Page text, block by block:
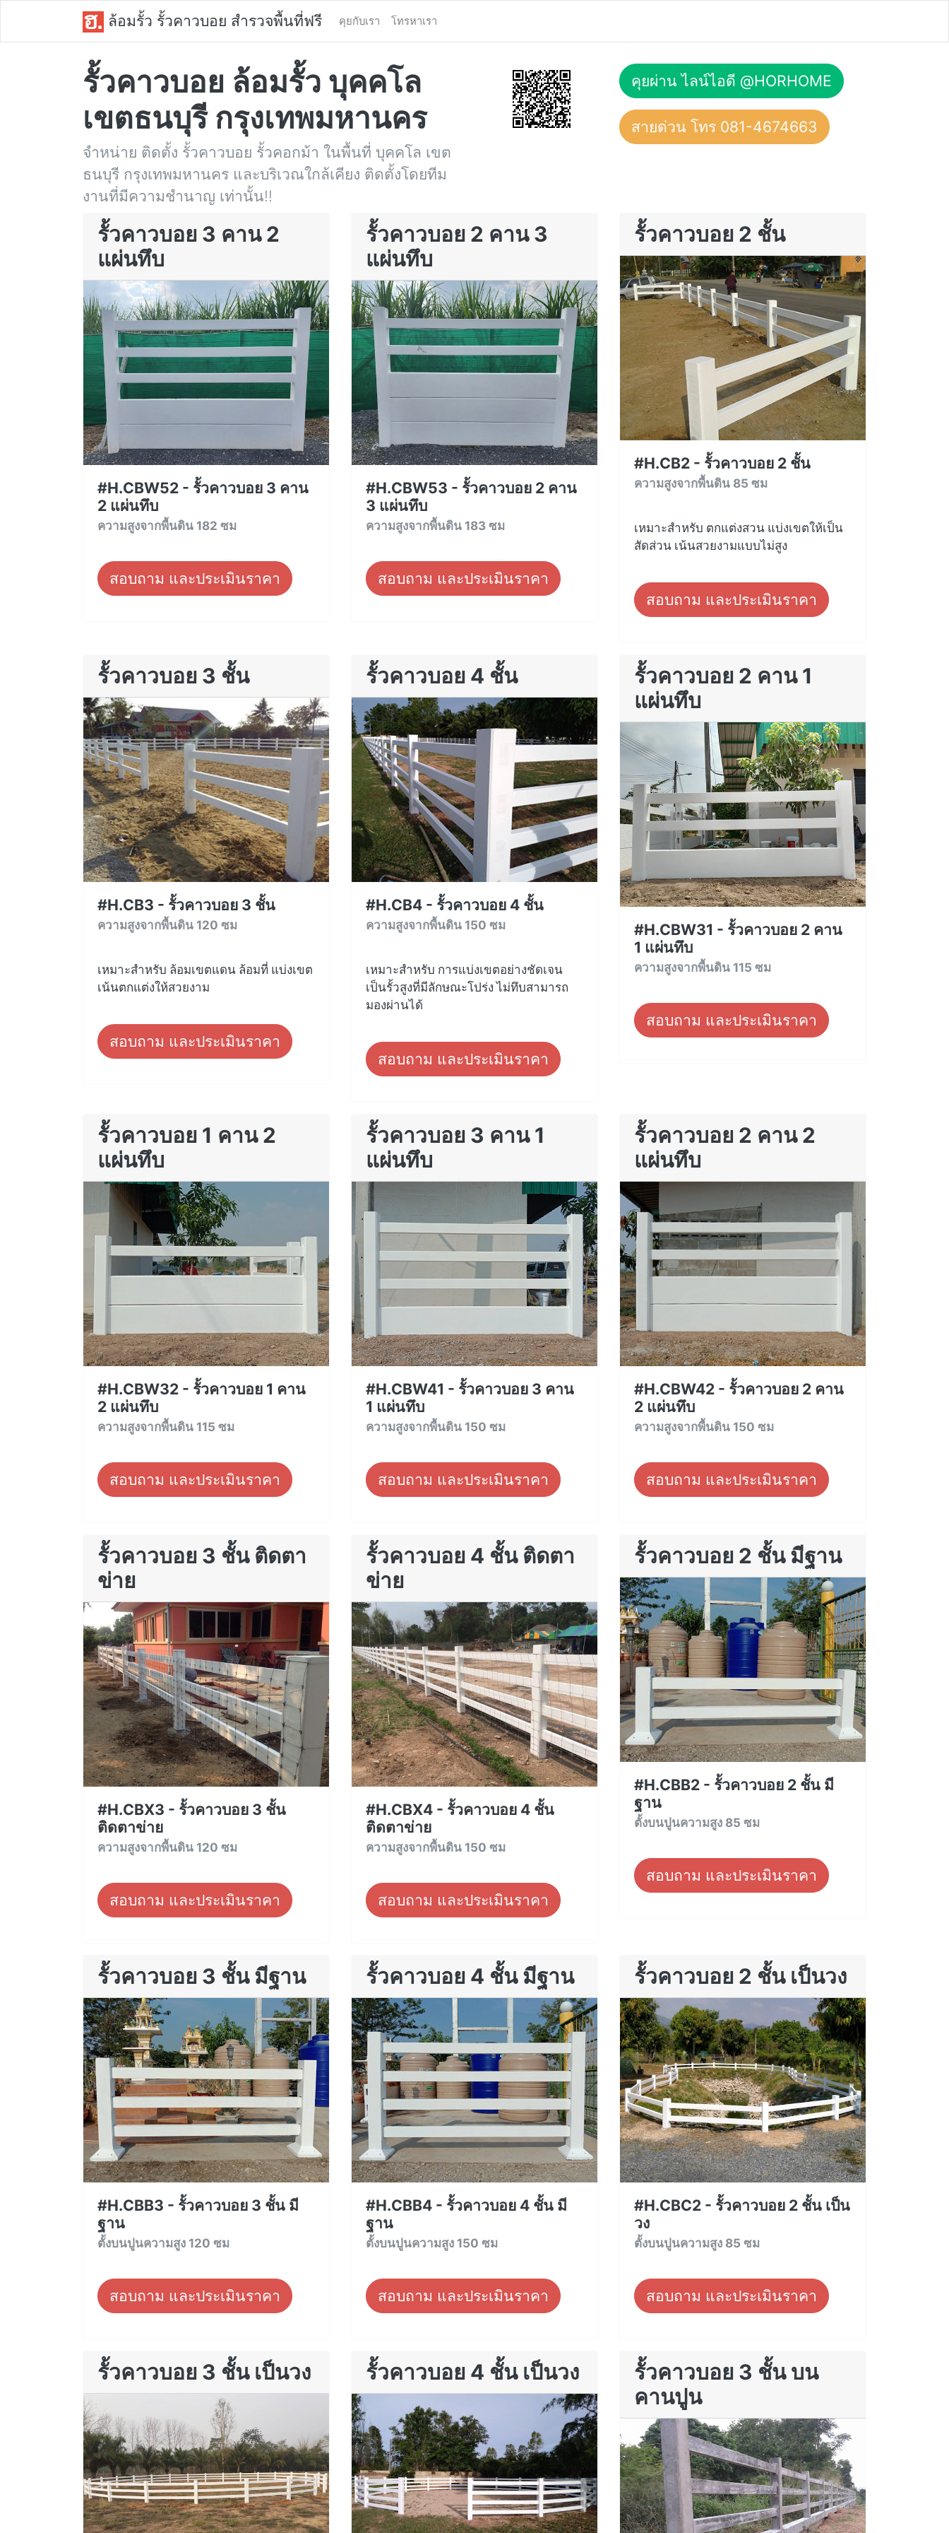
ล้อมรั้ว รั้วคาวบอย สำรวจพื้นที่ฟรี คุยกับเรา โทรหาเรา
รั้วคาวบอย ล้อมรั้ว บุคคโล
เขตธนบุรี กรุงเทพมหานคร
จำหน่าย ติดตั้ง รั้วคาวบอย รั้วคอกม้า ในพื้นที่ บุคคโล เขต
ธนบุรี กรุงเทพมหานคร และบริเวณใกล้เคียง ติดตั้งโดยทีม
งานที่มีความชำนาญ เท่านั้น!!
คุยผ่าน ไลน์ไอดี @HORHOME
สายด่วน โทร 081-4674663
รั้วคาวบอย 3 คาน 2
แผ่นทึบ
#H.CBW52 - รั้วคาวบอย 3 คาน
2 แผ่นทึบ
ความสูงจากพื้นดิน 182 ซม
สอบถาม และประเมินราคา
รั้วคาวบอย 2 คาน 3
แผ่นทึบ
#H.CBW53 - รั้วคาวบอย 2 คาน
3 แผ่นทึบ
ความสูงจากพื้นดิน 183 ซม
สอบถาม และประเมินราคา
รั้วคาวบอย 2 ชั้น
#H.CB2 - รั้วคาวบอย 2 ชั้น
ความสูงจากพื้นดิน 85 ซม
เหมาะสำหรับ ตกแต่งสวน แบ่งเขตให้เป็น
สัดส่วน เน้นสวยงามแบบไม่สูง
สอบถาม และประเมินราคา
รั้วคาวบอย 3 ชั้น
#H.CB3 - รั้วคาวบอย 3 ชั้น
ความสูงจากพื้นดิน 120 ซม
เหมาะสำหรับ ล้อมเขตแดน ล้อมที่ แบ่งเขต
เน้นตกแต่งให้สวยงาม
สอบถาม และประเมินราคา
รั้วคาวบอย 4 ชั้น
#H.CB4 - รั้วคาวบอย 4 ชั้น
ความสูงจากพื้นดิน 150 ซม
เหมาะสำหรับ การแบ่งเขตอย่างชัดเจน
เป็นรั้วสูงที่มีลักษณะโปร่ง ไม่ทึบสามารถ
มองผ่านได้
สอบถาม และประเมินราคา
รั้วคาวบอย 2 คาน 1
แผ่นทึบ
#H.CBW31 - รั้วคาวบอย 2 คาน
1 แผ่นทึบ
ความสูงจากพื้นดิน 115 ซม
สอบถาม และประเมินราคา
รั้วคาวบอย 1 คาน 2
แผ่นทึบ
#H.CBW32 - รั้วคาวบอย 1 คาน
2 แผ่นทึบ
ความสูงจากพื้นดิน 115 ซม
สอบถาม และประเมินราคา
รั้วคาวบอย 3 คาน 1
แผ่นทึบ
#H.CBW41 - รั้วคาวบอย 3 คาน
1 แผ่นทึบ
ความสูงจากพื้นดิน 150 ซม
สอบถาม และประเมินราคา
รั้วคาวบอย 2 คาน 2
แผ่นทึบ
#H.CBW42 - รั้วคาวบอย 2 คาน
2 แผ่นทึบ
ความสูงจากพื้นดิน 150 ซม
สอบถาม และประเมินราคา
รั้วคาวบอย 3 ชั้น ติดตา
ข่าย
#H.CBX3 - รั้วคาวบอย 3 ชั้น
ติดตาข่าย
ความสูงจากพื้นดิน 120 ซม
สอบถาม และประเมินราคา
รั้วคาวบอย 4 ชั้น ติดตา
ข่าย
#H.CBX4 - รั้วคาวบอย 4 ชั้น
ติดตาข่าย
ความสูงจากพื้นดิน 150 ซม
สอบถาม และประเมินราคา
รั้วคาวบอย 2 ชั้น มีฐาน
#H.CBB2 - รั้วคาวบอย 2 ชั้น มี
ฐาน
ตั้งบนปูนความสูง 85 ซม
สอบถาม และประเมินราคา
รั้วคาวบอย 3 ชั้น มีฐาน
#H.CBB3 - รั้วคาวบอย 3 ชั้น มี
ฐาน
ตั้งบนปูนความสูง 120 ซม
สอบถาม และประเมินราคา
รั้วคาวบอย 4 ชั้น มีฐาน
#H.CBB4 - รั้วคาวบอย 4 ชั้น มี
ฐาน
ตั้งบนปูนความสูง 150 ซม
สอบถาม และประเมินราคา
รั้วคาวบอย 2 ชั้น เป็นวง
#H.CBC2 - รั้วคาวบอย 2 ชั้น เป็น
วง
ตั้งบนปูนความสูง 85 ซม
สอบถาม และประเมินราคา
รั้วคาวบอย 3 ชั้น เป็นวง รั้วคาวบอย 4 ชั้น เป็นวง
รั้วคาวบอย 3 ชั้น บน
คานปูน